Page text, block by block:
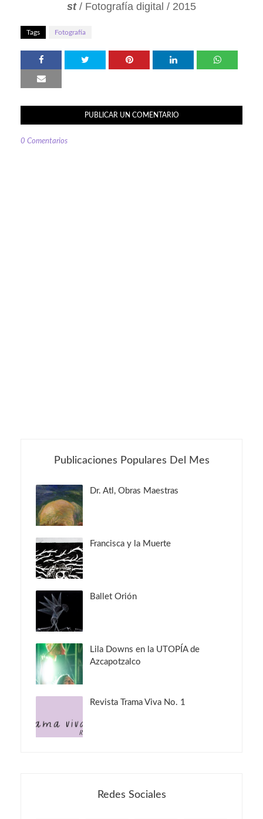
st/ Fotografía digital / 2015
Tags Fotografía
PUBLICAR UN COMENTARIO
0 Comentarios
Publicaciones Populares Del Mes
Dr. Atl, Obras Maestras
Francisca y la Muerte
Ballet Orión
Lila Downs en la UTOPÍA de
Azcapotzalco
Revista Trama Viva No. 1
Redes Sociales